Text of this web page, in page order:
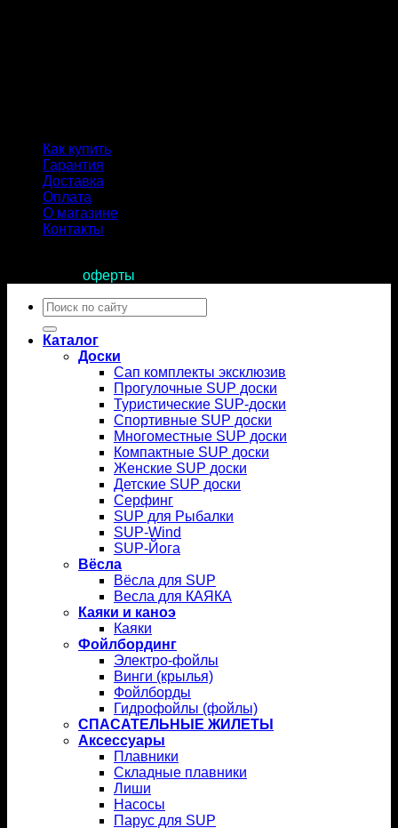
Как купить
Гарантия
Доставка
Оплата
О магазине
Контакты
оферты
Искать:
Каталог
Доски
Сап комплекты эксклюзив
Прогулочные SUP доски
Туристические SUP-доски
Спортивные SUP доски
Многоместные SUP доски
Компактные SUP доски
Женские SUP доски
Детские SUP доски
Серфинг
SUP для Рыбалки
SUP-Wind
SUP-Йога
Вёсла
Вёсла для SUP
Весла для КАЯКА
Каяки и каноэ
Каяки
Фойлбординг
Электро-фойлы
Винги (крылья)
Фойлборды
Гидрофойлы (фойлы)
СПАСАТЕЛЬНЫЕ ЖИЛЕТЫ
Аксессуары
Плавники
Складные плавники
Лиши
Насосы
Парус для SUP